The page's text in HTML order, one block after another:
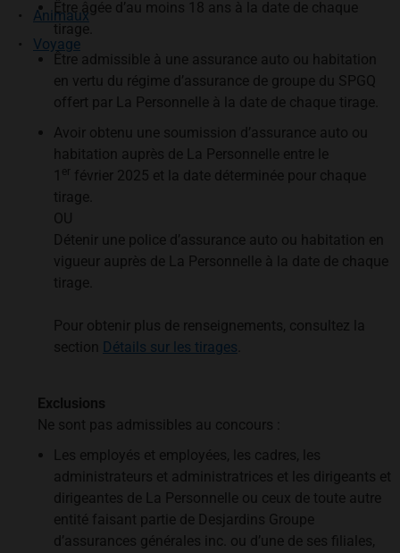
Animaux
Voyage
Être âgée d’au moins 18 ans à la date de chaque
tirage.
Être admissible à une assurance auto ou habitation
en vertu du régime d’assurance de groupe du SPGQ
offert par La Personnelle à la date de chaque tirage.
Avoir obtenu une soumission d’assurance auto ou
habitation auprès de La Personnelle entre le
1 er février 2025 et la date déterminée pour chaque
tirage.
OU
Détenir une police d’assurance auto ou habitation en
vigueur auprès de La Personnelle à la date de chaque
tirage.
Pour obtenir plus de renseignements, consultez la
section Détails sur les tirages
Exclusions
Ne sont pas admissibles au concours :
Les employés et employées, les cadres, les
administrateurs et administratrices et les dirigeants et
dirigeantes de La Personnelle ou ceux de toute autre
entité faisant partie de Desjardins Groupe
d’assurances générales inc. ou d’une de ses filiales,